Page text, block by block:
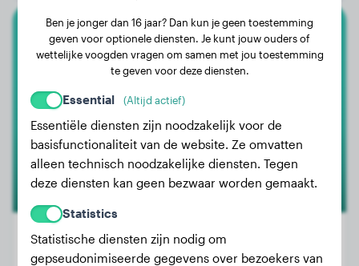
Chihuahua
1
Ben je jonger dan 16 jaar? Dan kun je geen toestemming
geven voor optionele diensten. Je kunt jouw ouders of
wettelijke voogden vragen om samen met jou toestemming
te geven voor deze diensten.
Essential (Altijd actief)
Essentiële diensten zijn noodzakelijk voor de
basisfunctionaliteit van de website. Ze omvatten
alleen technisch noodzakelijke diensten. Tegen
deze diensten kan geen bezwaar worden gemaakt.
Statistics
Statistische diensten zijn nodig om
gepseudonimiseerde gegevens over bezoekers van